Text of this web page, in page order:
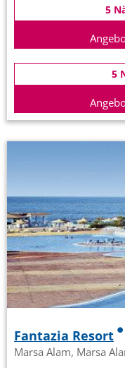
5
5
Fantazia Resort
Marsa Alam, Marsa